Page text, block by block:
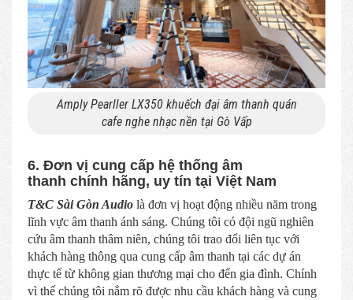
Amply Pearller LX350 khuếch đại âm thanh quán
cafe nghe nhạc nền tại Gò Vấp
6. Đơn vị cung cấp hệ thống âm
thanh chính hãng, uy tín tại Việt Nam
T&C Sài Gòn Audio là đơn vị hoạt động nhiều năm trong
lĩnh vực âm thanh ánh sáng. Chúng tôi có đội ngũ nghiên
cứu âm thanh thâm niên, chúng tôi trao đổi liên tục với
khách hàng thông qua cung cấp âm thanh tại các dự án
thực tế từ không gian thương mại cho đến gia đình. Chính
vì thế chúng tôi nắm rõ được nhu cầu khách hàng và cung